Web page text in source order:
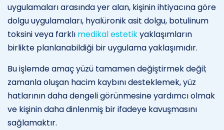
uygulamaları arasında yer alan, kişinin ihtiyacına göre
dolgu uygulamaları, hyalüronik asit dolgu, botulinum
toksini veya farklı medikal estetikyaklaşımların
birlikte planlanabildiği bir uygulama yaklaşımıdır.
Bu işlemde amaç yüzü tamamen değiştirmek değil;
zamanla oluşan hacim kaybını desteklemek, yüz
hatlarının daha dengeli görünmesine yardımcı olmak
ve kişinin daha dinlenmiş bir ifadeye kavuşmasını
sağlamaktır.